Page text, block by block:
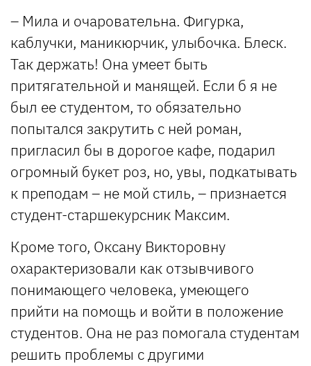
– Мила и очаровательна. Фигурка,
каблучки, маникюрчик, улыбочка. Блеск.
Так держать! Она умеет быть
притягательной и манящей. Если б я не
был ее студентом, то обязательно
попытался закрутить с ней роман,
пригласил бы в дорогое кафе, подарил
огромный букет роз, но, увы, подкатывать
к преподам – не мой стиль, – признается
студент-старшекурсник Максим.
Кроме того, Оксану Викторовну
охарактеризовали как отзывчивого
понимающего человека, умеющего
прийти на помощь и войти в положение
студентов. Она не раз помогала студентам
решить проблемы с другими